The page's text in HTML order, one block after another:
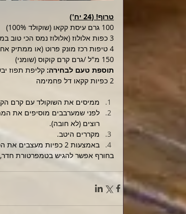
טרוף! (24 יח')
100 גרם עיסת קקאו (שוקולד 100%)
3 כפות אלולוז (אלולוז נמס הכי טוב במסה של שוקולד)
4 טיפות רכז מונק פרוט (או ממתיק אחר, לא חובה)
150 מ"ל /גרם קרם קוקוס (שומני)
תוספת טעם לבחירה: קליפת תפוז
2 כפיות קקאו דל פחמימה
ממיסים את השוקולד עם קרם
לפני שמערבבים מוסיפים את
רוצים (לא חובה).
מקררים היטב.
באמצעות 2 כפיות מעצבים את הטרוף מעבירים לקערית עם קקאו ומשם לעטרות נייר
בחורף אפשר להגיש בטמפרטורת